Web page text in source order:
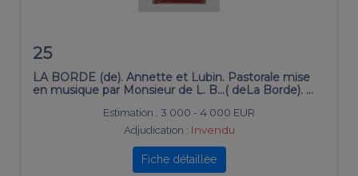
25
LA BORDE (de). Annette et Lubin. Pastorale mise
en musique par Monsieur de L. B...( deLa Borde). …
Estimation : 3 000 - 4 000 EUR
Adjudication : Invendu
Fiche détaillée